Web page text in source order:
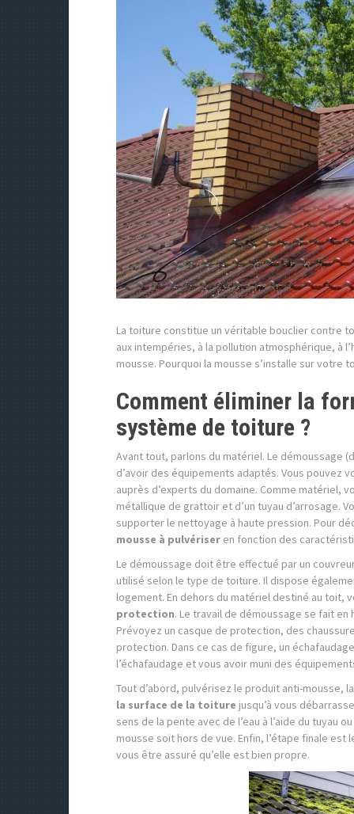
La toiture constitue un véritable bouclier contre
aux intempéries, à la pollution atmosphérique, à
mousse. Pourquoi la mousse s’installe sur votre
Comment éliminer la
système de toiture ?
Avant tout, parlons du matériel. Le démoussage
d’avoir des équipements adaptés. Vous pouvez
auprès d’experts du domaine. Comme matériel,
métallique de grattoir et d’un tuyau d’arrosage.
supporter le nettoyage à haute pression. Pour
mousse à pulvériser en fonction des
Le démoussage doit être effectué par un
utilisé selon le type de toiture. Il dispose
logement. En dehors du matériel destiné au toit,
protection. Le travail de démoussage se fait
Prévoyez un casque de protection, des
protection. Dans ce cas de figure, un
l’échafaudage et vous avoir muni des
Tout d’abord, pulvérisez le produit anti-mousse,
la surface de la toiture jusqu’à vous
sens de la pente avec de l’eau à l’aide du tuyau
mousse soit hors de vue. Enfin, l’étape finale
vous être assuré qu’elle est bien propre.